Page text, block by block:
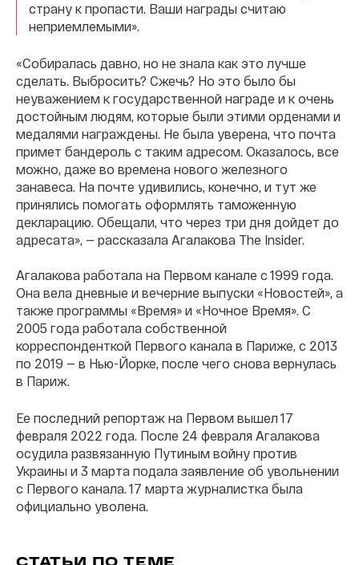
страну к пропасти. Ваши награды считаю
неприемлемыми».
«Собиралась давно, но не знала как это лучше
сделать. Выбросить? Сжечь? Но это было бы
неуважением к государственной награде и к очень
достойным людям, которые были этими орденами и
медалями награждены. Не была уверена, что почта
примет бандероль с таким адресом. Оказалось, все
можно, даже во времена нового железного
занавеса. На почте удивились, конечно, и тут же
принялись помогать оформлять таможенную
декларацию. Обещали, что через три дня дойдет до
адресата», — рассказала Агалакова The Insider.
Агалакова работала на Первом канале с 1999 года.
Она вела дневные и вечерние выпуски «Новостей», а
также программы «Время» и «Ночное Время». С
2005 года работала собственной
корреспонденткой Первого канала в Париже, с 2013
по 2019 — в Нью-Йорке, после чего снова вернулась
в Париж.
Ее последний репортаж на Первом вышел 17
февраля 2022 года. После 24 февраля Агалакова
осудила развязанную Путиным войну против
Украины и 3 марта подала заявление об увольнении
с Первого канала. 17 марта журналистка была
официально уволена.